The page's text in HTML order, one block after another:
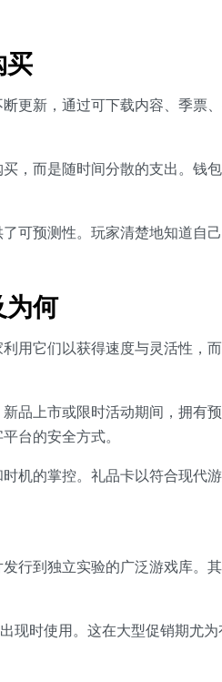
买
更新，通过可下载内容、季票
，而是随时间分散的支出。钱
可预测性。玩家清楚地知道自
何
用它们以获得速度与灵活性，
品上市或限时活动期间，拥有
台的安全方式。
的掌控。礼品卡以符合现代游
行到独立实验的广泛游戏库
现时使用。这在大型促销期尤